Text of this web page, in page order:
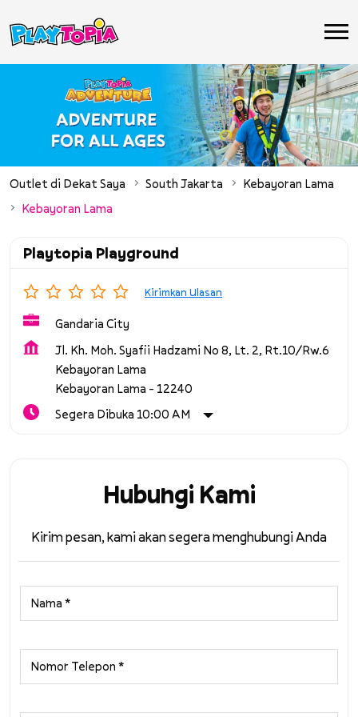
Outlet di Dekat Saya South Jakarta
Kebayoran Lama
Kebayoran Lama
Playtopia Playground
Kirimkan Ulasan
Gandaria City
Jl. Kh. Moh. Syafii Hadzami No 8, Lt. 2, Rt.10/Rw.6
Kebayoran Lama
Kebayoran Lama - 12240
Segera Dibuka 10:00 AM
Hubungi Kami
Kirim pesan, kami akan segera menghubungi Anda